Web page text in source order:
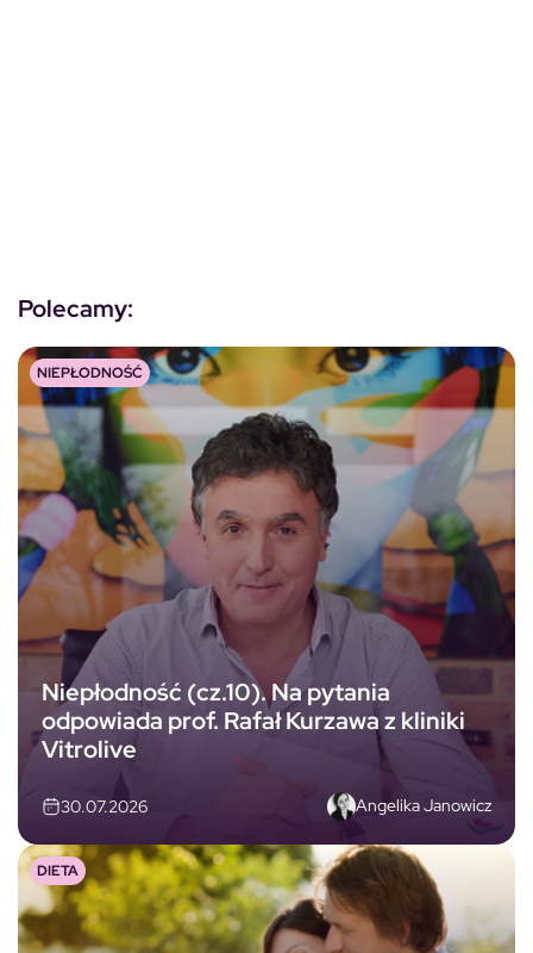
Polecamy:
Niepłodność (cz.10). Na pytania
odpowiada prof. Rafał Kurzawa z kliniki
Vitrolive
30.07.2026 Angelika Janowicz
NIEPŁODNOŚĆ
DIETA